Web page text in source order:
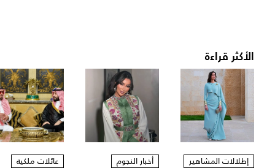
الأكثر قراءة
إطلالات المشاهير أخبار النجوم عائلات ملكية